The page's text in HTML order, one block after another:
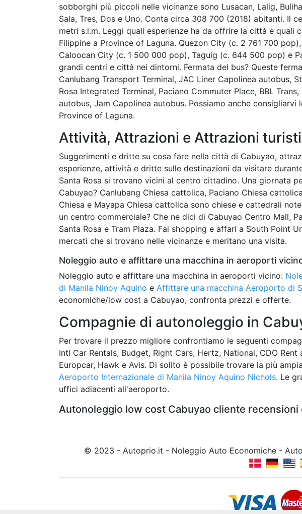
sobborghi più piccoli nelle vicinanze sono Lusacan, Lalig,
Sala, Tres, Dos e Uno. Conta circa 308 700 (2018) abitanti. Il
metri s.l.m. Leggi quali esperienze ha da offrire la città e quali
Filippine a Province of Laguna. Quezon City (c. 2 761 700
Caloocan City (c. 1 500 000 pop), Taguig (c. 644 500 pop) e
grandi centri e città nei dintorni. Fermata del bus? Queste
Canlubang Transport Terminal, JAC Liner Capolinea autobus,
Rosa Integrated Terminal, Paciano Commuter Place, BBL
autobus, Jam Capolinea autobus. Possiamo anche consigliarvi
Province of Laguna.
Attività, Attrazioni e Attrazioni
Suggerimenti e dritte su cosa fare nella città di Cabuyao,
esperienze, attività e dritte sulle destinazioni da visitare
Santa Rosa si trovano vicini al centro cittadino. Una giornata
Cabuyao? Canlubang Chiesa cattolica, Paciano Chiesa
Chiesa e Mayapa Chiesa cattolica sono chiese e cattedrali
un centro commerciale? Che ne dici di Cabuyao Centro Mall,
Santa Rosa e Tram Plaza. Fai shopping e affari a South Point
mercati che si trovano nelle vicinanze e meritano una visita.
Noleggio auto e affittare una macchina in aeroporti
Noleggio auto e affittare una macchina in aeroporti vicino:
di Manila Ninoy Aquino e Affittare una macchina Aeroporto di
economiche/low cost a Cabuyao, confronta prezzi e offerte.
Compagnie di autonoleggio in
Per trovare il prezzo migliore confrontiamo le seguenti
Intl Car Rentals, Budget, Right Cars, Hertz, National, CDO Rent
Europcar, Hawk e Avis. Di solito è possibile trovare la più
Aeroporto Internazionale di Manila Ninoy Aquino Nichols. Le
uffici adiacenti all'aeroporto.
Autonoleggio low cost Cabuyao cliente recensioni
© 2023 - Autoprio.it - Noleggio Auto Economiche -